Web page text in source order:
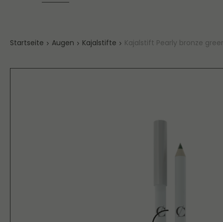
Startseite Augen Kajalstifte Kajalstift Pearly bronze